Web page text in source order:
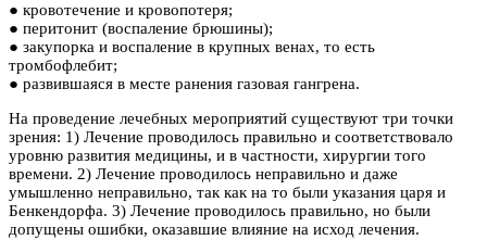
● кровотечение и кровопотеря;
● перитонит (воспаление брюшины);
● закупорка и воспаление в крупных венах, то есть
тромбофлебит;
● развившаяся в месте ранения газовая гангрена.
На проведение лечебных мероприятий существуют три точки
зрения: 1) Лечение проводилось правильно и соответствовало
уровню развития медицины, и в частности, хирургии того
времени. 2) Лечение проводилось неправильно и даже
умышленно неправильно, так как на то были указания царя и
Бенкендорфа. 3) Лечение проводилось правильно, но были
допущены ошибки, оказавшие влияние на исход лечения.